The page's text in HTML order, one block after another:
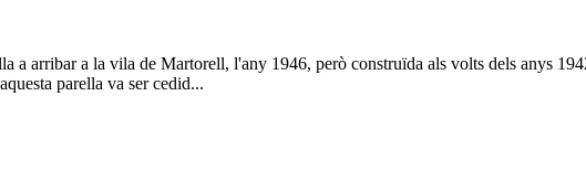
a arribar a la vila de Martorell, l'any 1946, però construïda als volts dels anys
parella va ser cedid...